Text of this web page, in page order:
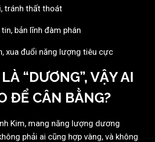
tránh thất thoát
bản lĩnh đàm phán
xua đuổi năng lượng tiêu cực
“DƯƠNG”, VẬY AI
ĐỂ CÂN BẰNG?
Kim, mang năng lượng dương
phải ai cũng hợp vàng, và không